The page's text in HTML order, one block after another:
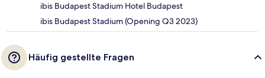
ibis Budapest Stadium Hotel Budapest
ibis Budapest Stadium (Opening Q3 2023)
Häufig gestellte Fragen